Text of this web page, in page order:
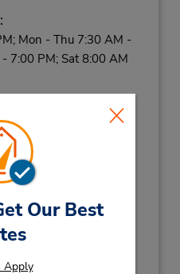
Our Best
Apply
Mon - Thu 7:30 AM -
7:00 PM; Sat 8:00 AM
24 08:00AM
de dépôt des clés
itinéraire